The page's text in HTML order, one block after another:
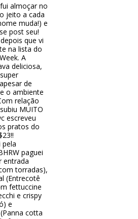
almoçar no
jeito a cada
muda!) e
post seu!
que vi
na lista do
A
deliciosa,
de
o ambiente
relação
MUITO
escreveu
pratos do
paguei
entrada
torradas),
(Entrecotê
fettuccine
e crispy
e
cotta